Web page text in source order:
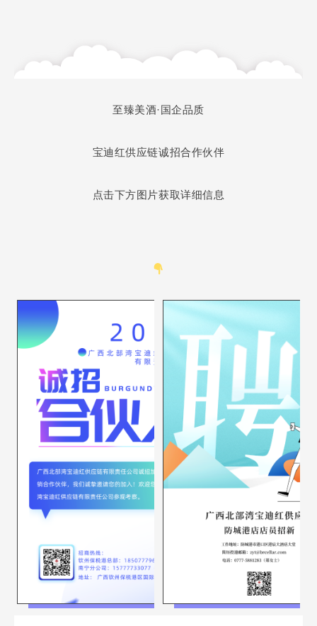
至臻美酒·国企品质
宝迪红供应链诚招合作伙伴
点击下方图片获取详细信息